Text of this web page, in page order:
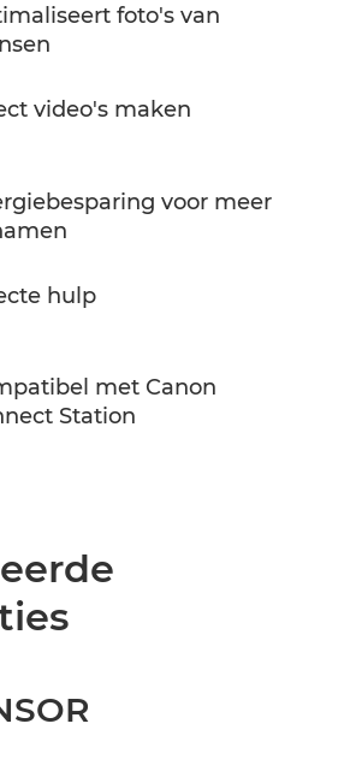
foto's van
video's maken
voor meer
hulp
met Canon
Station